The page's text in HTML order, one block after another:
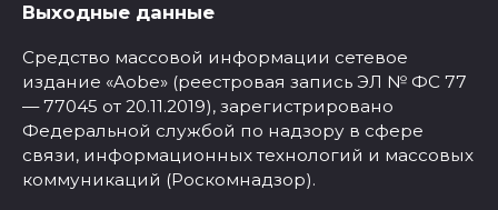
Выходные данные
Средство массовой информации сетевое
издание «Aobe» (реестровая запись ЭЛ № ФС 77
— 77045 от 20.11.2019), зарегистрировано
Федеральной службой по надзору в сфере
связи, информационных технологий и массовых
коммуникаций (Роскомнадзор).